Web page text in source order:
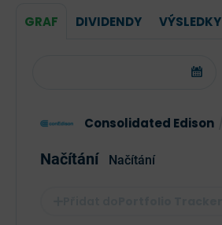
GRAF DIVIDENDY VÝSLEDKY
Consolidated Edison
Načítání Načítání